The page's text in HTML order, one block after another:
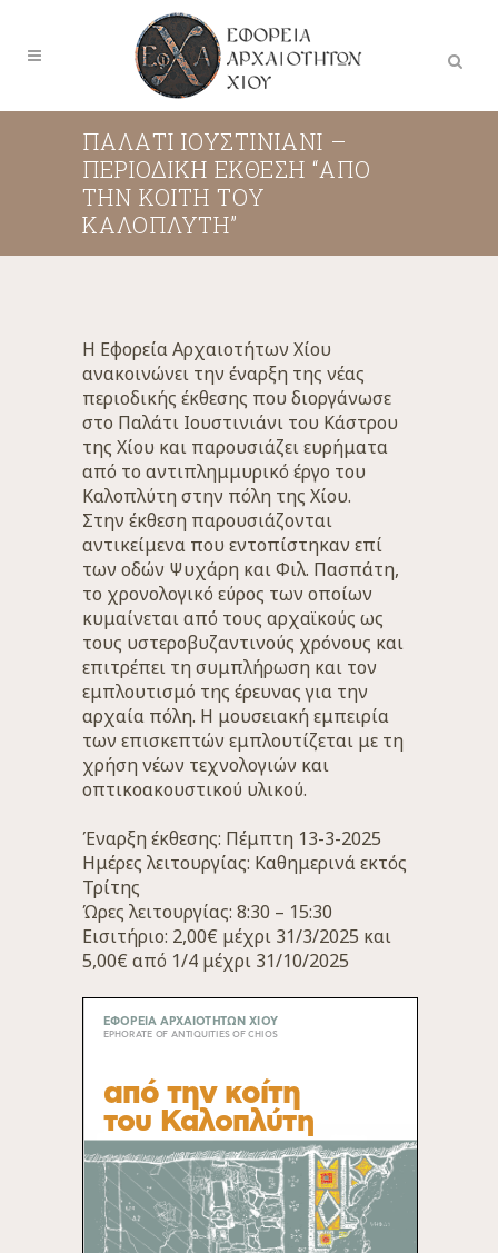
ΠΑΛΑΤΙ ΙΟΥΣΤΙΝΙΑΝΙ –
ΠΕΡΙΟΔΙΚΗ ΕΚΘΕΣΗ “ΑΠΟ
ΤΗΝ ΚΟΙΤΗ ΤΟΥ
ΚΑΛΟΠΛΥΤΗ”
Η Εφορεία Αρχαιοτήτων Χίου
ανακοινώνει την έναρξη της νέας
περιοδικής έκθεσης που διοργάνωσε
στο Παλάτι Ιουστινιάνι του Κάστρου
της Χίου και παρουσιάζει ευρήματα
από το αντιπλημμυρικό έργο του
Καλοπλύτη στην πόλη της Χίου.
Στην έκθεση παρουσιάζονται
αντικείμενα που εντοπίστηκαν επί
των οδών Ψυχάρη και Φιλ. Πασπάτη,
το χρονολογικό εύρος των οποίων
κυμαίνεται από τους αρχαϊκούς ως
τους υστεροβυζαντινούς χρόνους και
επιτρέπει τη συμπλήρωση και τον
εμπλουτισμό της έρευνας για την
αρχαία πόλη. Η μουσειακή εμπειρία
των επισκεπτών εμπλουτίζεται με τη
χρήση νέων τεχνολογιών και
οπτικοακουστικού υλικού.
Έναρξη έκθεσης: Πέμπτη 13-3-2025
Ημέρες λειτουργίας: Καθημερινά εκτός
Τρίτης
Ώρες λειτουργίας: 8:30 – 15:30
Εισιτήριο: 2,00€ μέχρι 31/3/2025 και
5,00€ από 1/4 μέχρι 31/10/2025